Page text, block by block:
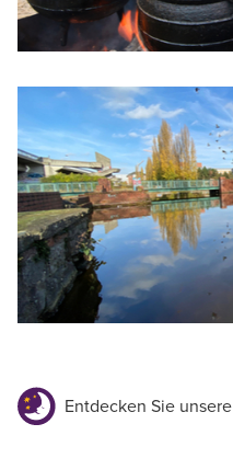
Entdecken Sie unsere